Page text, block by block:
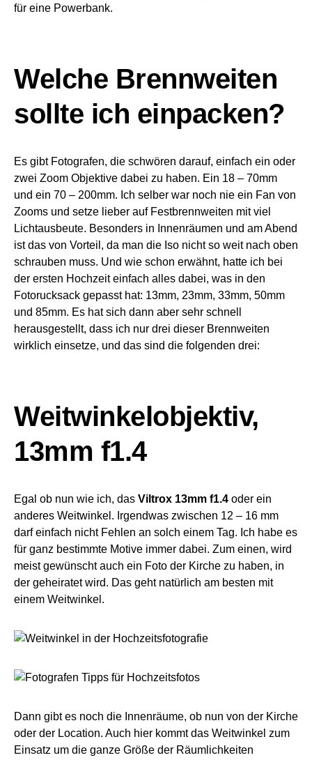
für eine Powerbank.
Welche Brennweiten
sollte ich einpacken?
Es gibt Fotografen, die schwören darauf, einfach ein oder
zwei Zoom Objektive dabei zu haben. Ein 18 – 70mm
und ein 70 – 200mm. Ich selber war noch nie ein Fan von
Zooms und setze lieber auf Festbrennweiten mit viel
Lichtausbeute. Besonders in Innenräumen und am Abend
ist das von Vorteil, da man die Iso nicht so weit nach oben
schrauben muss. Und wie schon erwähnt, hatte ich bei
der ersten Hochzeit einfach alles dabei, was in den
Fotorucksack gepasst hat: 13mm, 23mm, 33mm, 50mm
und 85mm. Es hat sich dann aber sehr schnell
herausgestellt, dass ich nur drei dieser Brennweiten
wirklich einsetze, und das sind die folgenden drei:
Weitwinkelobjektiv,
13mm f1.4
Egal ob nun wie ich, das Viltrox 13mm f1.4 oder ein
anderes Weitwinkel. Irgendwas zwischen 12 – 16 mm
darf einfach nicht Fehlen an solch einem Tag. Ich habe es
für ganz bestimmte Motive immer dabei. Zum einen, wird
meist gewünscht auch ein Foto der Kirche zu haben, in
der geheiratet wird. Das geht natürlich am besten mit
einem Weitwinkel.
Dann gibt es noch die Innenräume, ob nun von der Kirche
oder der Location. Auch hier kommt das Weitwinkel zum
Einsatz um die ganze Größe der Räumlichkeiten